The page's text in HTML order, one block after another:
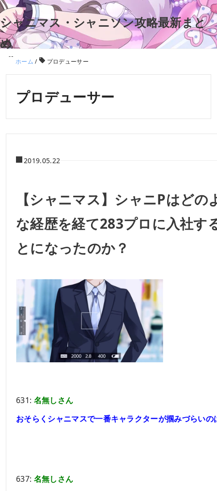
シャニマス・シャニソン攻略最新まと
め
ホーム / プロデューサー
プロデューサー
2019.05.22
【シャニマス】シャニPはどの
な経歴を経て283プロに入社す
とになったのか？
631: 名無しさん
おそらくシャニマスで一番キャラクターが掴みづらいの
637: 名無しさん